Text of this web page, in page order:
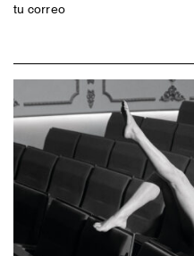
tu correo